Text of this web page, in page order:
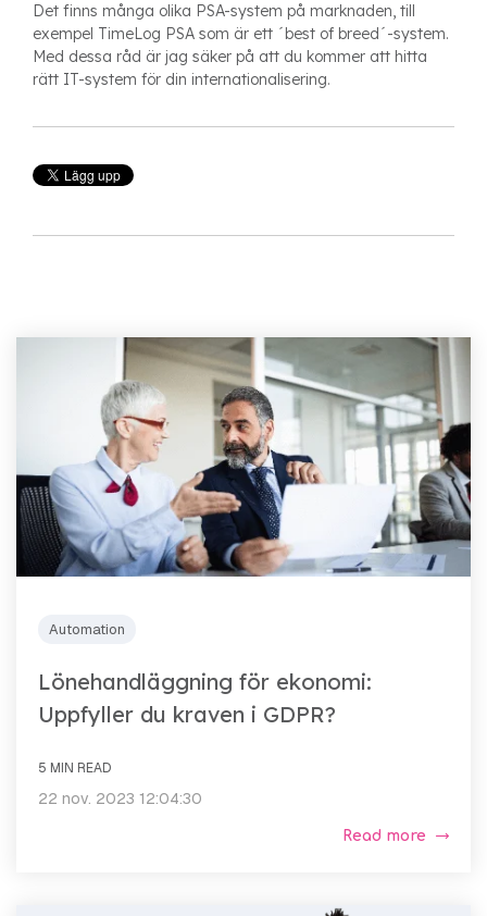
Det finns många olika PSA-system på marknaden, till
exempel TimeLog PSA som är ett ´best of breed´-system.
Med dessa råd är jag säker på att du kommer att hitta
rätt IT-system för din internationalisering.
Automation
Lönehandläggning för ekonomi:
Uppfyller du kraven i GDPR?
5 MIN READ
22 nov. 2023 12:04:30
Read more